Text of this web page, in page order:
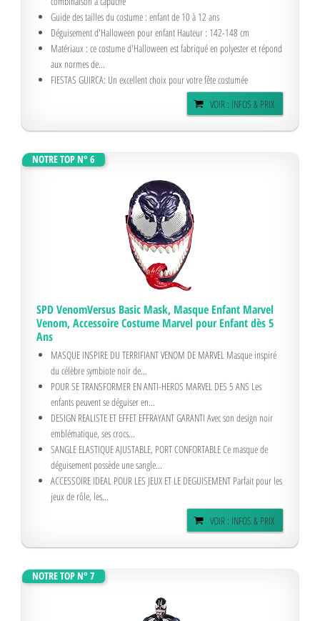
Guide des tailles du costume : enfant de 10 à 12 ans
Déguisement d'Halloween pour enfant Hauteur : 142-148 cm
Matériaux : ce costume d'Halloween est fabriqué en polyester et répond
aux normes de...
FIESTAS GUIRCA: Un excellent choix pour votre fête costumée
VOIR : INFOS & PRIX
NOTRE TOP N° 6
SPD VenomVersus Basic Mask, Masque Enfant Marvel
Venom, Accessoire Costume Marvel pour Enfant dès 5
Ans
MASQUE INSPIRE DU TERRIFIANT VENOM DE MARVEL Masque inspiré
du célèbre symbiote noir de...
POUR SE TRANSFORMER EN ANTI-HEROS MARVEL DES 5 ANS Les
enfants peuvent se déguiser en...
DESIGN REALISTE ET EFFET EFFRAYANT GARANTI Avec son design noir
emblématique, ses crocs...
SANGLE ELASTIQUE AJUSTABLE, PORT CONFORTABLE Ce masque de
déguisement possède une sangle...
ACCESSOIRE IDEAL POUR LES JEUX ET LE DEGUISEMENT Parfait pour les
jeux de rôle, les...
VOIR : INFOS & PRIX
NOTRE TOP N° 7